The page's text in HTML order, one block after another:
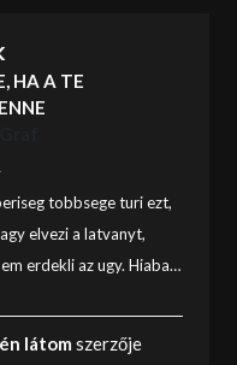
HA A TE
tobbsege turi ezt,
elvezi a latvanyt,
erdekli az ugy. Hiaba…
látom szerzője